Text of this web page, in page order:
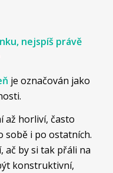
nejspíš právě
je označován jako
až horliví, často
sobě i po ostatních.
ač by si tak přáli na
konstruktivní,